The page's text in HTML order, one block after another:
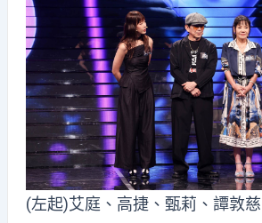
(左起)艾庭、高捷、甄莉、譚敦